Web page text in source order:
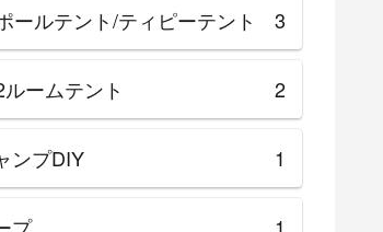
ールテント/ティピーテント 3
ルームテント 2
ンプDIY 1